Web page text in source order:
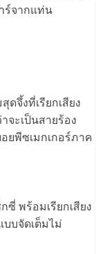
ร์จากแท่น
จึ้งที่เรียกเสียง
จะเป็นสายร้อง
ยพีซเมกเกอร์ภาค
ซี่ พร้อมเรียกเสียง
บจัดเต็มไม่